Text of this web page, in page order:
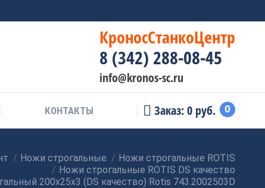
КроносСтанкоЦентр
8 (342) 288-08-45
info@kronos-sc.ru
КОНТАКТЫ Заказ:0 руб. 0
Ножи строгальные
Ножи строгальные ROTIS
Ножи строгальные ROTIS DS качество
200x25x3 (DS качество) Rotis 743.2002503D